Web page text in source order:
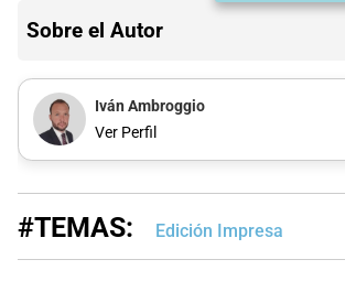
Sobre el Autor
Iván Ambroggio
Ver Perfil
#TEMAS: Edición Impresa